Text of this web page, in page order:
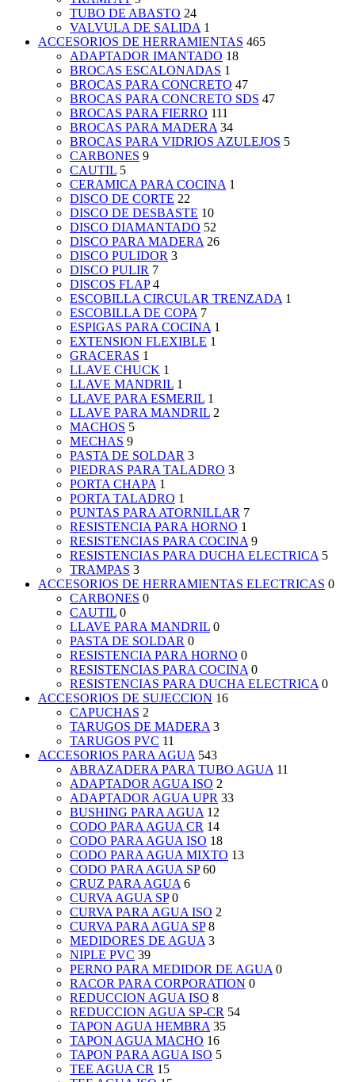
TUBO DE ABASTO 24
VALVULA DE SALIDA 1
ACCESORIOS DE HERRAMIENTAS 465
ADAPTADOR IMANTADO 18
BROCAS ESCALONADAS 1
BROCAS PARA CONCRETO 47
BROCAS PARA CONCRETO SDS 47
BROCAS PARA FIERRO 111
BROCAS PARA MADERA 34
BROCAS PARA VIDRIOS AZULEJOS 5
CARBONES 9
CAUTIL 5
CERAMICA PARA COCINA 1
DISCO DE CORTE 22
DISCO DE DESBASTE 10
DISCO DIAMANTADO 52
DISCO PARA MADERA 26
DISCO PULIDOR 3
DISCO PULIR 7
DISCOS FLAP 4
ESCOBILLA CIRCULAR TRENZADA 1
ESCOBILLA DE COPA 7
ESPIGAS PARA COCINA 1
EXTENSION FLEXIBLE 1
GRACERAS 1
LLAVE CHUCK 1
LLAVE MANDRIL 1
LLAVE PARA ESMERIL 1
LLAVE PARA MANDRIL 2
MACHOS 5
MECHAS 9
PASTA DE SOLDAR 3
PIEDRAS PARA TALADRO 3
PORTA CHAPA 1
PORTA TALADRO 1
PUNTAS PARA ATORNILLAR 7
RESISTENCIA PARA HORNO 1
RESISTENCIAS PARA COCINA 9
RESISTENCIAS PARA DUCHA ELECTRICA 5
TRAMPAS 3
ACCESORIOS DE HERRAMIENTAS ELECTRICAS 0
CARBONES 0
CAUTIL 0
LLAVE PARA MANDRIL 0
PASTA DE SOLDAR 0
RESISTENCIA PARA HORNO 0
RESISTENCIAS PARA COCINA 0
RESISTENCIAS PARA DUCHA ELECTRICA 0
ACCESORIOS DE SUJECCION 16
CAPUCHAS 2
TARUGOS DE MADERA 3
TARUGOS PVC 11
ACCESORIOS PARA AGUA 543
ABRAZADERA PARA TUBO AGUA 11
ADAPTADOR AGUA ISO 2
ADAPTADOR AGUA UPR 33
BUSHING PARA AGUA 12
CODO PARA AGUA CR 14
CODO PARA AGUA ISO 18
CODO PARA AGUA MIXTO 13
CODO PARA AGUA SP 60
CRUZ PARA AGUA 6
CURVA AGUA SP 0
CURVA PARA AGUA ISO 2
CURVA PARA AGUA SP 8
MEDIDORES DE AGUA 3
NIPLE PVC 39
PERNO PARA MEDIDOR DE AGUA 0
RACOR PARA CORPORATION 0
REDUCCION AGUA ISO 8
REDUCCION AGUA SP-CR 54
TAPON AGUA HEMBRA 35
TAPON AGUA MACHO 16
TAPON PARA AGUA ISO 5
TEE AGUA CR 15